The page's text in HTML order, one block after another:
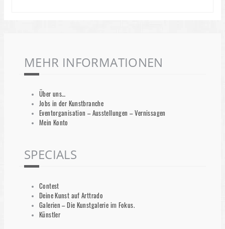
MEHR INFORMATIONEN
Über uns…
Jobs in der Kunstbranche
Eventorganisation – Ausstellungen – Vernissagen
Mein Konto
SPECIALS
Contest
Deine Kunst auf Arttrado
Galerien – Die Kunstgalerie im Fokus.
Künstler